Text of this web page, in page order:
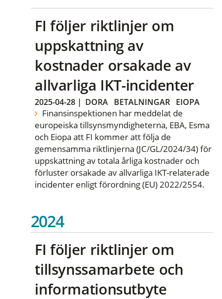
FI följer riktlinjer om
uppskattning av
kostnader orsakade av
allvarliga IKT-incidenter
2025-04-28 | DORA BETALNINGAR EIOPA
Finansinspektionen har meddelat de
europeiska tillsynsmyndigheterna, EBA, Esma
och Eiopa att FI kommer att följa de
gemensamma riktlinjerna (JC/GL/2024/34) för
uppskattning av totala årliga kostnader och
förluster orsakade av allvarliga IKT-relaterade
incidenter enligt förordning (EU) 2022/2554.
2024
FI följer riktlinjer om
tillsynssamarbete och
informationsutbyte